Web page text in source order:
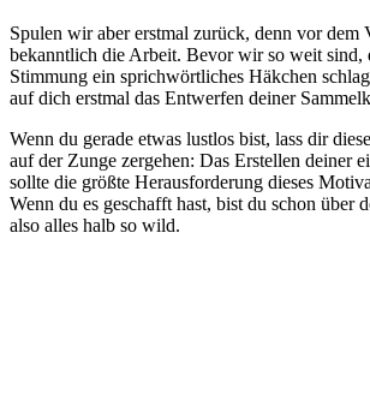
Spulen wir aber erstmal zurück, denn vor dem
bekanntlich die Arbeit. Bevor wir so weit sind,
Stimmung ein sprichwörtliches Häkchen
auf dich erstmal das Entwerfen deiner
Wenn du gerade etwas lustlos bist, lass dir
auf der Zunge zergehen: Das Erstellen deiner
sollte die größte Herausforderung dieses
Wenn du es geschafft hast, bist du schon über
also alles halb so wild.